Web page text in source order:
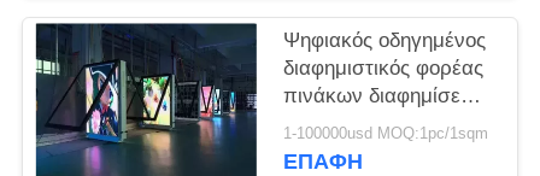
χρώματος
Ψηφιακός οδηγημένος
διαφημιστικός φορέας
πινάκων διαφημίσεων
γραφείο αργιλίου
ενοικίου 55 ίντσας P6
1-100000usd MOQ:1pc/1sqm
ΕΠΑΦΉ